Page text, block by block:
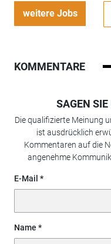
weitere Jobs
KOMMENTARE
SAGEN
Die qualifizierte Meinung
ist ausdrücklich
Kommentaren auf die
angenehme
E-Mail
Name